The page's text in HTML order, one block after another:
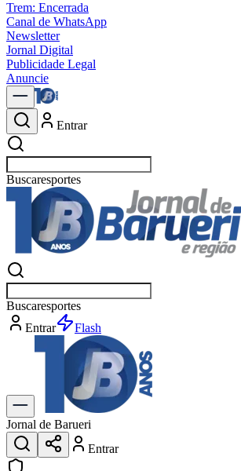
Trem: Encerrada
Canal de WhatsApp
Newsletter
Jornal Digital
Publicidade Legal
Anuncie
Entrar
Buscarpol
Buscarpol
Entrar
Flash
Jornal de Barueri
Entrar